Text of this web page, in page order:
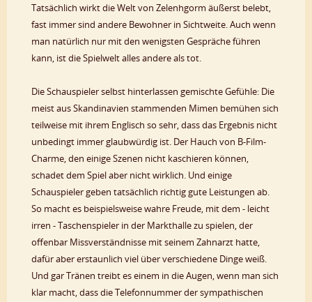
Tatsächlich wirkt die Welt von Zelenhgorm äußerst belebt,
fast immer sind andere Bewohner in Sichtweite. Auch wenn
man natürlich nur mit den wenigsten Gespräche führen
kann, ist die Spielwelt alles andere als tot.
Die Schauspieler selbst hinterlassen gemischte Gefühle: Die
meist aus Skandinavien stammenden Mimen bemühen sich
teilweise mit ihrem Englisch so sehr, dass das Ergebnis nicht
unbedingt immer glaubwürdig ist. Der Hauch von B-Film-
Charme, den einige Szenen nicht kaschieren können,
schadet dem Spiel aber nicht wirklich. Und einige
Schauspieler geben tatsächlich richtig gute Leistungen ab.
So macht es beispielsweise wahre Freude, mit dem - leicht
irren - Taschenspieler in der Markthalle zu spielen, der
offenbar Missverständnisse mit seinem Zahnarzt hatte,
dafür aber erstaunlich viel über verschiedene Dinge weiß.
Und gar Tränen treibt es einem in die Augen, wenn man sich
klar macht, dass die Telefonnummer der sympathischen